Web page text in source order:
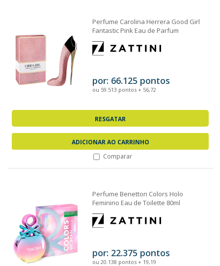
Perfume Carolina Herrera Good Girl
Fantastic Pink Eau de Parfum
Feminino 80ml
por: 66.125 pontos
ou 59.513 pontos + 56,72
RESGATAR
ADICIONAR AO CARRINHO
Comparar
Perfume Benetton Colors Holo
Feminino Eau de Toilette 80ml
por: 22.375 pontos
ou 20.138 pontos + 19,19